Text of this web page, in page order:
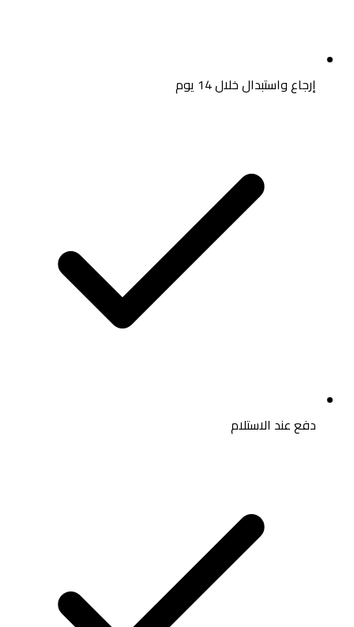
إرجاع واستبدال خلال 14 يوم
دفع عند الاستلام